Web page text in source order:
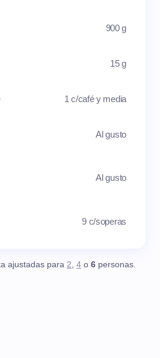
900 g
15 g
1 c/café y media
Al gusto
Al gusto
9 c/soperas
ajustadas para 2, 4 o 6 personas.